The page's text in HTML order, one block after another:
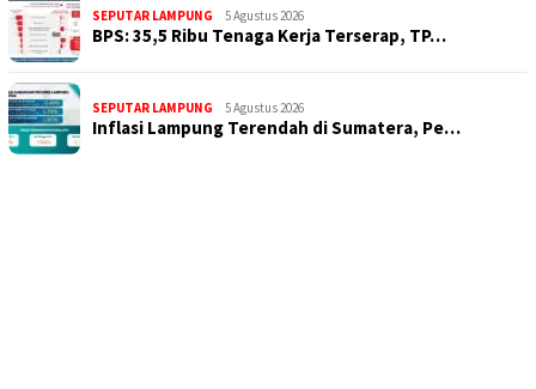
SEPUTAR LAMPUNG 5 Agustus 2026
BPS: 35,5 Ribu Tenaga Kerja Terserap, TP…
SEPUTAR LAMPUNG 5 Agustus 2026
Inflasi Lampung Terendah di Sumatera, Pe…